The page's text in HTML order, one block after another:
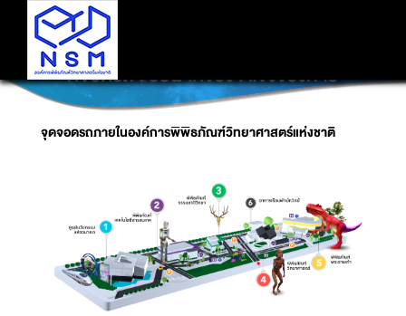
ที่จอดรถ I รับฝากของ I แจ้งของหาย
จุดจอดรถภายในองค์การพิพิธภัณฑ์วิทยาศาสตร์แห่งชาติ